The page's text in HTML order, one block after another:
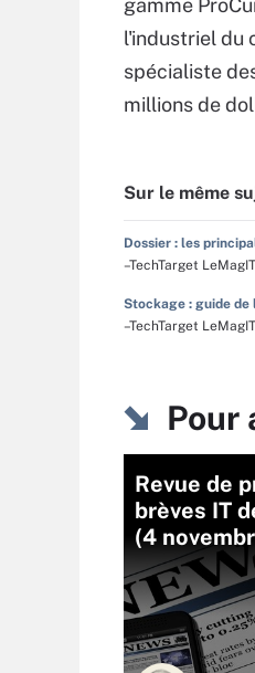
gamme
l'industriel du
spécialiste
millions de
Sur le même
Dossier : les
–TechTarget LeMagIT
Stockage : guide
–TechTarget LeMagIT
Pour
Revue de
brèves IT
(4